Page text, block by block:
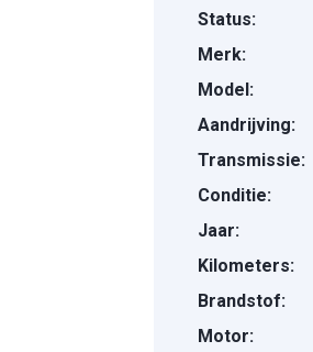
Status:
Merk:
Model:
Aandrijving:
Transmissie:
Conditie:
Jaar:
Kilometers:
Brandstof:
Motor: